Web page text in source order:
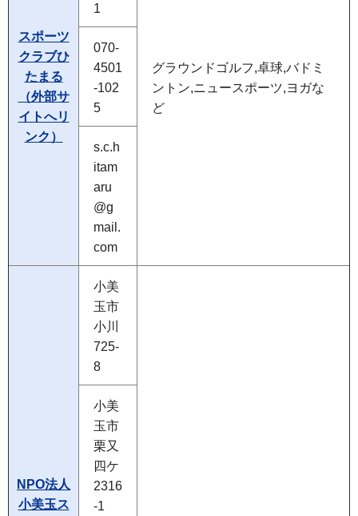
スポーツ
クラブひ
たまる
（外部サ
イトへリ
ンク）
1
グラウンドゴルフ,卓球,バドミ
ントン,ニュースポーツ,ヨガな
ど
070-
4501
-102
5
s.c.h
itam
aru
@g
mail.
com
NPO法人
小美玉ス
小美
玉市
小川
725-
8
小美
玉市
栗又
四ケ
2316
-1